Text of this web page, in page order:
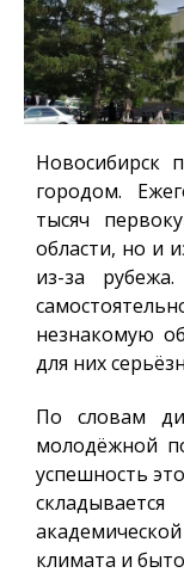
Новосибирск
городом.
тысяч
области, но и
из-за
незнакомую
для них
По словам
молодёжной
успешность
климата и